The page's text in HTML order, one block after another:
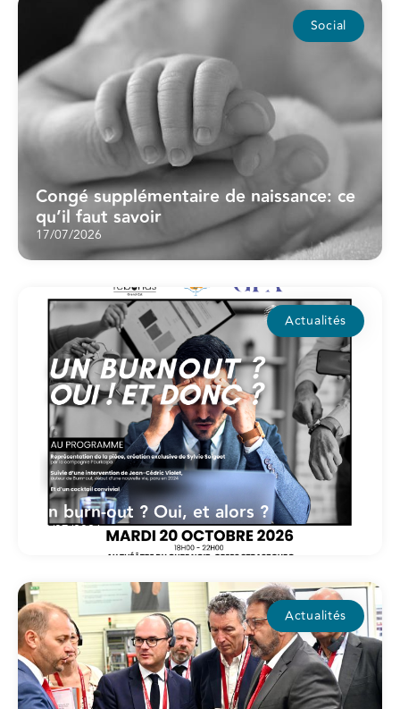
Social
Congé supplémentaire de naissance: ce
qu’il faut savoir
17/07/2026
Actualités
Un burn-out ? Oui, et alors ?
15/07/2026
Actualités